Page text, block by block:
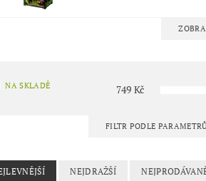
NA SKLADĚ 749 Kč
FILTR PODLE
NEJDRAŽŠÍ